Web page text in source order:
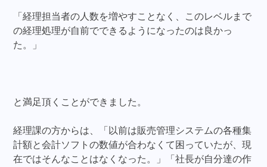
「経理担当者の人数を増やすことなく、このレベルまで
の経理処理が自前でできるようになったのは良かっ
た。」
と満足頂くことができました。
経理課の方からは、「以前は販売管理システムの各種集
計額と会計ソフトの数値が合わなくて困っていたが、現
在ではそんなことはなくなった。」「社長が自分達の作